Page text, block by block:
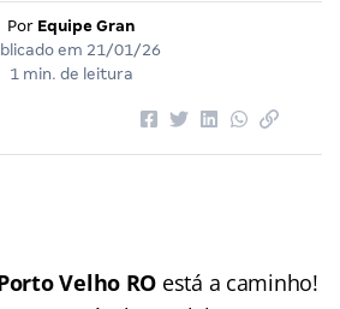
Por Equipe Gran
em 21/01/26
1 min. de leitura
Velho RO está a caminho!